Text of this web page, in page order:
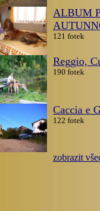
ALBUM
121 fotek
Reggio,
190 fotek
Caccia e
122 fotek
zobrazit